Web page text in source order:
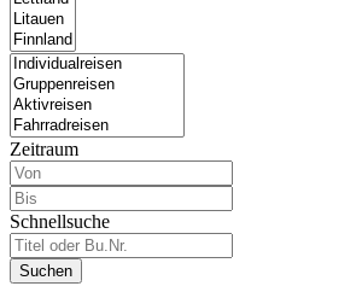
Zeitraum
Schnellsuche
Suchen